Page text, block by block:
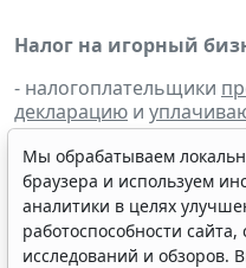
Налог на игорный
- налогоплательщики
декларацию и
Сбор за пользование
биологических
-налогоплательщики
Мы обрабатываем
браузера и используем
аналитики в целях
работоспособности сайта,
исследований и обзоров.